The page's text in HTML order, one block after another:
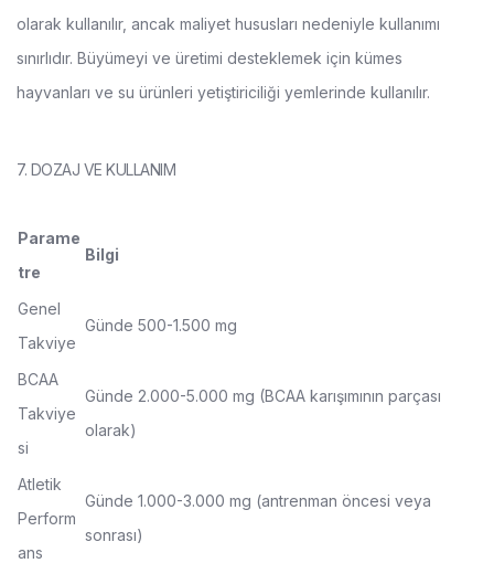
olarak kullanılır, ancak maliyet hususları nedeniyle kullanımı
sınırlıdır. Büyümeyi ve üretimi desteklemek için kümes
hayvanları ve su ürünleri yetiştiriciliği yemlerinde kullanılır.
7. DOZAJ VE KULLANIM
Parame
tre
Bilgi
Genel
Takviye
Günde 500-1.500 mg
BCAA
Takviye
si
Günde 2.000-5.000 mg (BCAA karışımının parçası
olarak)
Atletik
Perform
ans
Günde 1.000-3.000 mg (antrenman öncesi veya
sonrası)